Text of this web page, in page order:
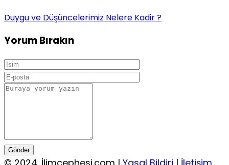
Duygu ve Düşüncelerimiz Nelere Kadir ?
Yorum Bırakın
Gönder